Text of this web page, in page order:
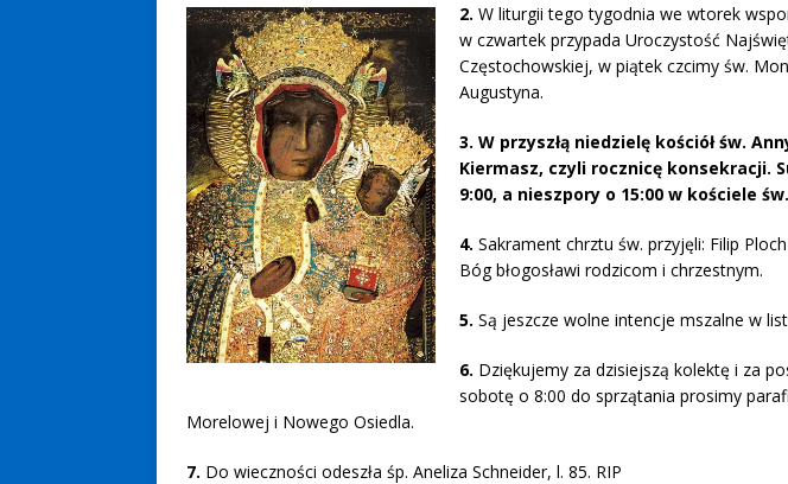
2. W liturgii tego tygodnia we wtorek
w czwartek przypada Uroczystość
Częstochowskiej, w piątek czcimy św.
Augustyna.
3. W przyszłą niedzielę kościół św.
Kiermasz, czyli rocznicę konsekracji.
9:00, a nieszpory o 15:00 w kościele
4. Sakrament chrztu św. przyjęli: Filip
Bóg błogosławi rodzicom i chrzestnym.
5. Są jeszcze wolne intencje mszalne w
6. Dziękujemy za dzisiejszą kolektę i za
sobotę o 8:00 do sprzątania prosimy
Morelowej i Nowego Osiedla.
7. Do wieczności odeszła śp. Aneliza Schneider, l. 85. RIP